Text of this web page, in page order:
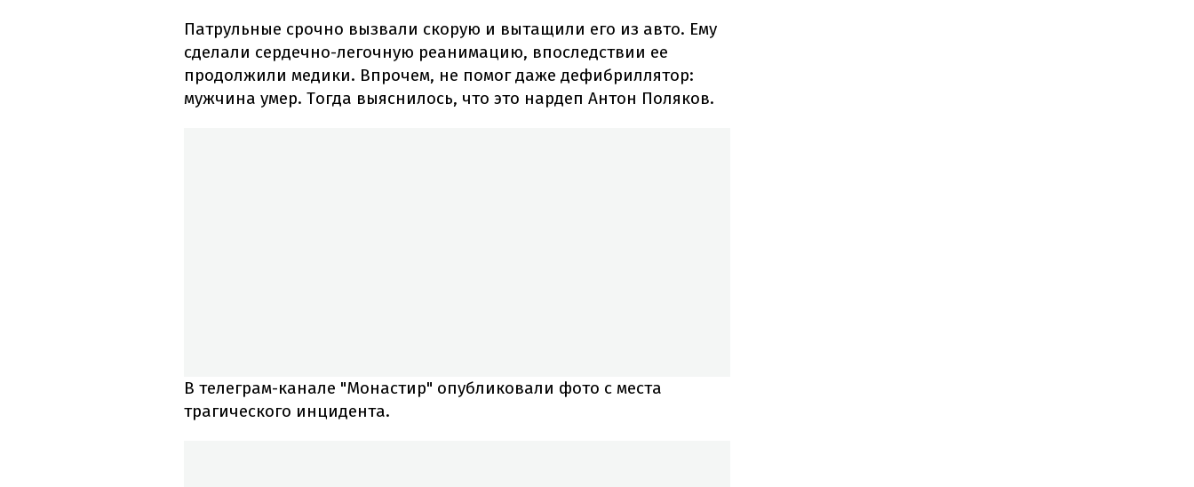
Патрульные срочно вызвали скорую и вытащили его из авто. Ему
сделали сердечно-легочную реанимацию, впоследствии ее
продолжили медики. Впрочем, не помог даже дефибриллятор:
мужчина умер. Тогда выяснилось, что это нардеп Антон Поляков.
В телеграм-канале "Монастир" опубликовали фото с места
трагического инцидента.